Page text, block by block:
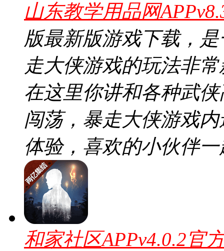
山东教学用品网
版最新版游戏下载，
走大侠游戏的玩法非
在这里你讲和各种武
闯荡，暴走大侠游戏
体验，喜欢的小伙伴
和家社区APPv4.0.2官